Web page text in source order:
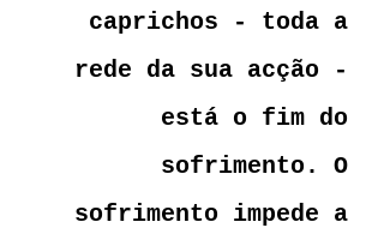
caprichos - toda a
rede da sua acção -
está o fim do
sofrimento. O
sofrimento impede a